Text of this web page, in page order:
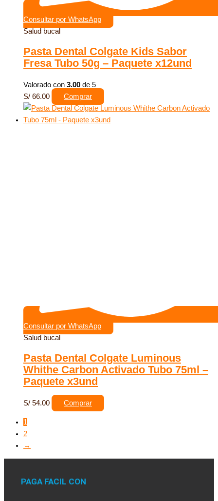
Consultar por WhatsApp
Salud bucal
Pasta Dental Colgate Kids Sabor
Fresa Tubo 50g – Paquete x12und
Valorado con 3.00 de 5
S/ 66.00 Comprar
Consultar por WhatsApp
Salud bucal
Pasta Dental Colgate Luminous
Whithe Carbon Activado Tubo 75ml –
Paquete x3und
S/ 54.00 Comprar
1
2
→
PAGA FACIL CON